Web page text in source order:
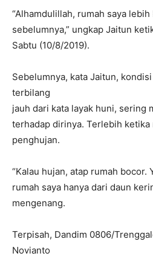
“Alhamdulillah, rumah saya
sebelumnya,” ungkap Jaitun
Sabtu (10/8/2019).
Sebelumnya, kata Jaitun,
terbilang
jauh dari kata layak huni, sering
terhadap dirinya. Terlebih ketika
penghujan.
“Kalau hujan, atap rumah bocor.
rumah saya hanya dari daun
mengenang.
Terpisah, Dandim 0806/
Novianto